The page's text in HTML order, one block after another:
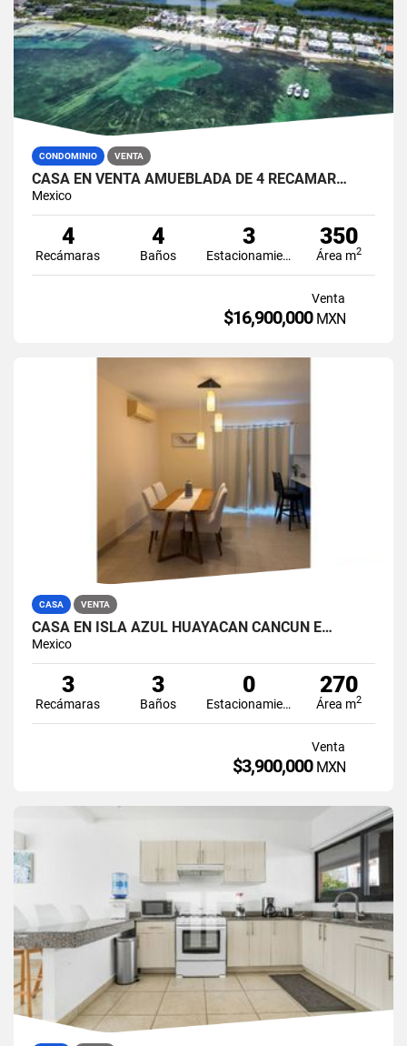
CONDOMINIO VENTA
CASA EN VENTA AMUEBLADA DE 4 RECÁMAR…
Mexico
4
Recámaras
4
Baños
3
Estacionamiento
350
Área m2
Venta
$16,900,000 MXN
CASA VENTA
CASA EN ISLA AZUL HUAYACAN CANCUN E…
Mexico
3
Recámaras
3
Baños
0
Estacionamiento
270
Área m2
Venta
$3,900,000 MXN